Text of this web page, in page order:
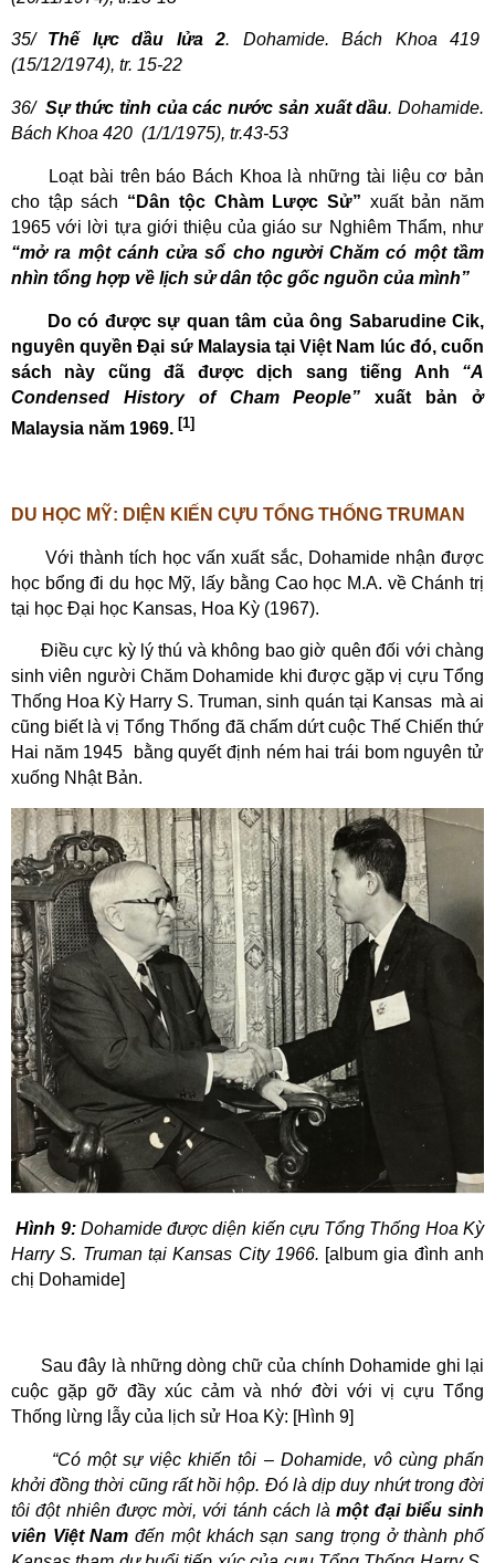
35/ Thế lực dầu lửa 2. Dohamide. Bách Khoa 419
(15/12/1974), tr. 15-22
36/ Sự thức tỉnh của các nước sản xuất dầu. Dohamide.
Bách Khoa 420 (1/1/1975), tr.43-53
Loạt bài trên báo Bách Khoa là những tài liệu cơ bản
cho tập sách “Dân tộc Chàm Lược Sử” xuất bản năm
1965 với lời tựa giới thiệu của giáo sư Nghiêm Thẩm, như
“mở ra một cánh cửa sổ cho người Chăm có một tầm
nhìn tổng hợp về lịch sử dân tộc gốc nguồn của mình”
Do có được sự quan tâm của ông Sabarudine Cik,
nguyên quyền Đại sứ Malaysia tại Việt Nam lúc đó, cuốn
sách này cũng đã được dịch sang tiếng Anh “A
Condensed History of Cham People” xuất bản ở
Malaysia năm 1969. [1]
DU HỌC MỸ: DIỆN KIẾN CỰU TỔNG THỐNG TRUMAN
Với thành tích học vấn xuất sắc, Dohamide nhận được
học bổng đi du học Mỹ, lấy bằng Cao học M.A. về Chánh trị
tại học Đại học Kansas, Hoa Kỳ (1967).
Điều cực kỳ lý thú và không bao giờ quên đối với chàng
sinh viên người Chăm Dohamide khi được gặp vị cựu Tổng
Thống Hoa Kỳ Harry S. Truman, sinh quán tại Kansas mà ai
cũng biết là vị Tổng Thống đã chấm dứt cuộc Thế Chiến thứ
Hai năm 1945
bằng quyết định ném hai trái bom nguyên tử
xuống Nhật Bản.
Hình 9: Dohamide được diện kiến cựu Tổng Thống Hoa Kỳ
Harry S. Truman tại Kansas City 1966. [album gia đình anh
chị Dohamide]
Sau đây là những dòng chữ của chính Dohamide ghi lại
cuộc gặp gỡ đầy xúc cảm và nhớ đời với vị cựu Tổng
Thống lừng lẫy của lịch sử Hoa Kỳ: [Hình 9]
“Có một sự việc khiến tôi – Dohamide, vô cùng phấn
khởi đồng thời cũng rất hồi hộp. Đó là dịp duy nhứt trong đời
tôi đột nhiên được mời, với tánh cách làmột đại biểu sinh
viên Việt Nam đến một khách sạn sang trọng ở thành phố